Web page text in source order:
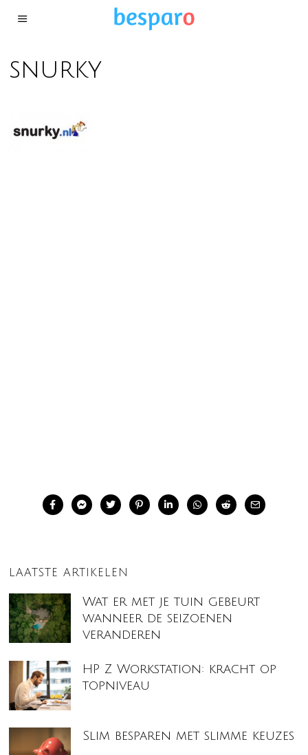
snurky
LAATSTE ARTIKELEN
Wat er met je tuin gebeurt
wanneer de seizoenen
veranderen
HP Z Workstation: kracht op
topniveau
Slim besparen met slimme keuzes